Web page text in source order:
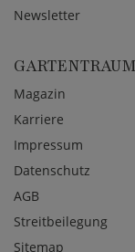
Newsletter
Magazin
Karriere
Impressum
Datenschutz
AGB
Streitbeilegung
Sitemap